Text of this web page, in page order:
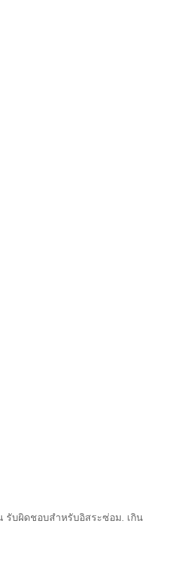
รับผิดชอบสำหรับอิสระซ่อม. เกิน